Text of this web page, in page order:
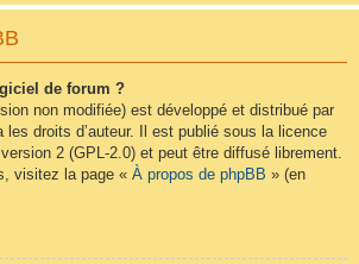
de forum ?
non modifiée) est développé et distribué par
les droits d’auteur. Il est publié sous la licence
2 (GPL-2.0) et peut être diffusé librement.
visitez la page « À propos de phpBB » (en